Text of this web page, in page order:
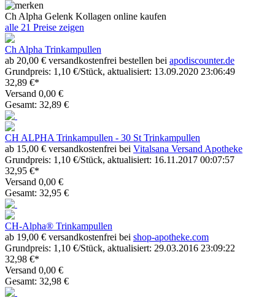
Ch Alpha Gelenk Kollagen online kaufen
alle 21 Preise zeigen
Ch Alpha Trinkampullen
ab 20,00 € versandkostenfrei bestellen bei apodiscounter.de
Grundpreis: 1,10 €/Stück, aktualisiert: 13.09.2020 23:06:49
32,89 €*
Versand 0,00 €
Gesamt: 32,89 €
CH ALPHA Trinkampullen - 30 St Trinkampullen
ab 15,00 € versandkostenfrei bei Vitalsana Versand Apotheke
Grundpreis: 1,10 €/Stück, aktualisiert: 16.11.2017 00:07:57
32,95 €*
Versand 0,00 €
Gesamt: 32,95 €
CH-Alpha® Trinkampullen
ab 19,00 € versandkostenfrei bei shop-apotheke.com
Grundpreis: 1,10 €/Stück, aktualisiert: 29.03.2016 23:09:22
32,98 €*
Versand 0,00 €
Gesamt: 32,98 €